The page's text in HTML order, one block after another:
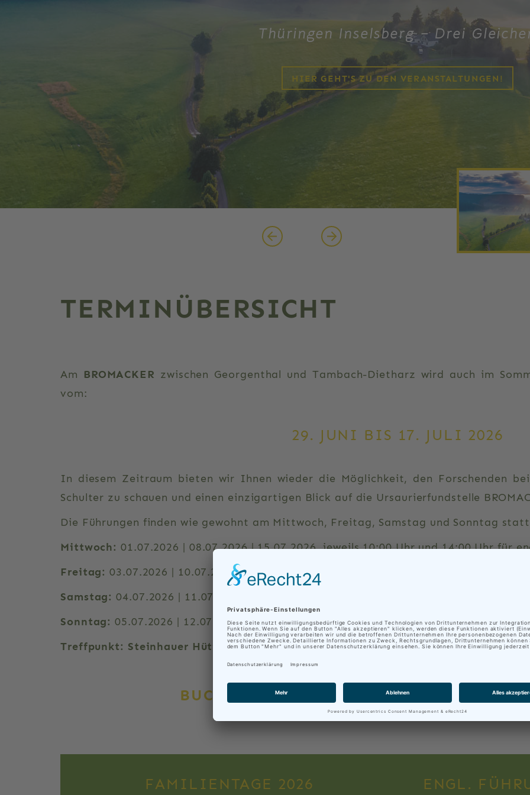
Thüringen Inselsberg – Drei
HIER GEHT'S ZU DEN VERANSTALTUNGEN!
Thüringen Inselsberg – Drei
HIER GEHT'S ZU DEN VERANSTALTUNGEN!
TERMINÜBERSICHT
Am BROMACKER zwischen Georgenthal und Tambach-Dietharz wird auch im
vom:
29. JUNI BIS 17. JULI 2026
In diesem Zeitraum bieten wir Ihnen wieder die Möglichkeit, den Forschenden
Schulter zu schauen und einen einzigartigen Blick auf die Ursaurierfundstelle
Die Führungen finden wie gewohnt am Mittwoch, Freitag, Samstag und Sonntag
Mittwoch: 01.07.2026 | 08.07.2026 | 15.07.2026, jeweils 10:00 Uhr und 14:00 Uhr für
Freitag: 03.07.2026 | 10.07.2026, jeweils 10:00 Uhr
Samstag: 04.07.2026 | 11.07.2026, jeweils 10:00 Uhr
Sonntag: 05.07.2026 | 12.07.2026, jeweils 10.00 Uhr
Treffpunkt: Steinhauer Hütte
BUCHEN SIE HIER IHR BROMACKER-
FAMILIENTAGE 2026 ENGL.